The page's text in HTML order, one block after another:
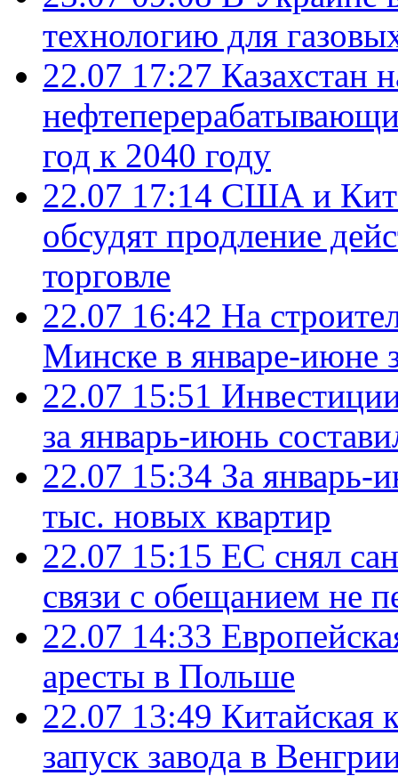
технологию для
22.07 17:27 Казахстан
год к 2040 году
22.07 17:14 США и
обсудят продление
торговле
22.07 16:42 На
Минске в январе-июне
22.07 15:51
за январь-июнь
22.07 15:34 За январь-
тыс. новых квартир
22.07 15:15 ЕС снял
связи с обещанием не
22.07 14:33
аресты в Польше
22.07 13:49 Китайская
запуск завода в